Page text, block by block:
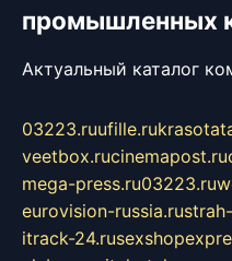
промышленных
Актуальный каталог
03223.ruufille.ru
veetbox.rucinemapost.ru
mega-press.ru03223.ru
eurovision-russia.ru
itrack-24.ru